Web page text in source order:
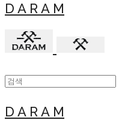
D A R A M
D A R A M